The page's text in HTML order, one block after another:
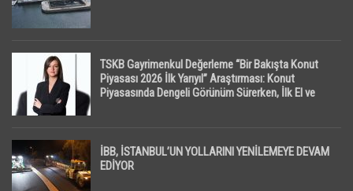
TSKB Gayrimenkul Değerleme “Bir Bakışta Konut
Piyasası 2026 İlk Yarıyıl” Araştırması: Konut
Piyasasında Dengeli Görünüm Sürerken, İlk El ve
İBB, İSTANBUL’UN YOLLARINI YENİLEMEYE DEVAM
EDİYOR